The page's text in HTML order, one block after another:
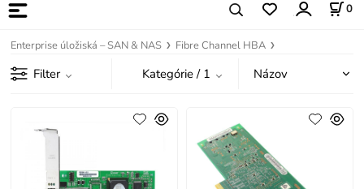
0
Enterprise úložiská – SAN & NAS Fibre Channel HBA
Filter Kategórie / 1